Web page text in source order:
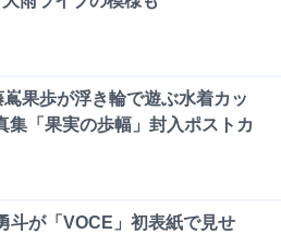
嶌果歩が浮き輪で遊ぶ水着カッ
集「果実の歩幅」封入ポストカ
斗が「VOCE」初表紙で見せ